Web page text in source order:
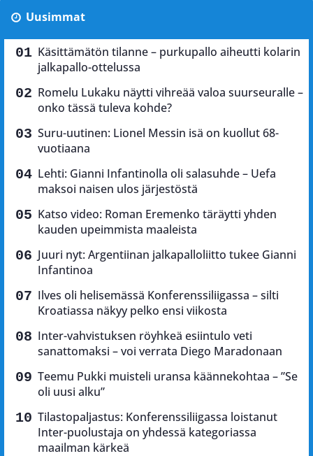
Uusimmat
Käsittämätön tilanne – purkupallo aiheutti kolarin
jalkapallo-ottelussa
Romelu Lukaku näytti vihreää valoa suurseuralle –
onko tässä tuleva kohde?
Suru-uutinen: Lionel Messin isä on kuollut 68-
vuotiaana
Lehti: Gianni Infantinolla oli salasuhde – Uefa
maksoi naisen ulos järjestöstä
Katso video: Roman Eremenko täräytti yhden
kauden upeimmista maaleista
Juuri nyt: Argentiinan jalkapalloliitto tukee Gianni
Infantinoa
Ilves oli helisemässä Konferenssiliigassa – silti
Kroatiassa näkyy pelko ensi viikosta
Inter-vahvistuksen röyhkeä esiintulo veti
sanattomaksi – voi verrata Diego Maradonaan
Teemu Pukki muisteli uransa käännekohtaa – ”Se
oli uusi alku”
Tilastopaljastus: Konferenssiliigassa loistanut
Inter-puolustaja on yhdessä kategoriassa
maailman kärkeä